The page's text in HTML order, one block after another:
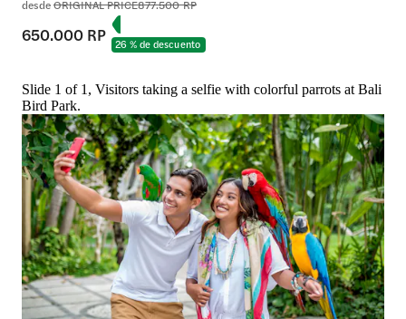
desdeORIGINAL PRICE877.500 RP
650.000 RP 26 % de descuento
Slide 1 of 1, Visitors taking a selfie with colorful parrots at Bali
Bird Park.